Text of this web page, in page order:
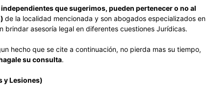
que sugerimos, pueden pertenecer o no al
de la localidad mencionada y son abogados especializados en
brindar asesoría legal en diferentes cuestiones Jurídicas.
hecho que se cite a continuación, no pierda mas su tiempo,
su consulta.
y Lesiones)